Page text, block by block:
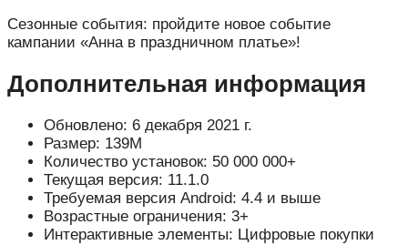
Сезонные события: пройдите новое событие
кампании «Анна в праздничном платье»!
Дополнительная информация
Обновлено: 6 декабря 2021 г.
Размер: 139M
Количество установок: 50 000 000+
Текущая версия: 11.1.0
Требуемая версия Android: 4.4 и выше
Возрастные ограничения: 3+
Интерактивные элементы: Цифровые покупки